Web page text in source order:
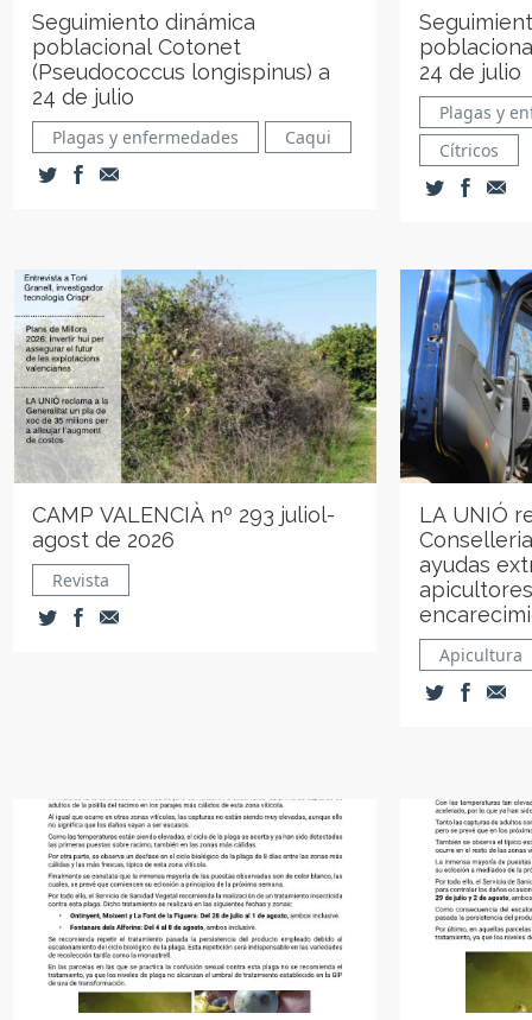
Seguimiento dinámica
poblacional Cotonet
(Pseudococcus longispinus) a
24 de julio
Plagas y enfermedades Caqui
24 de julio
Plagas y
Cítricos
CAMP VALENCIÀ nº 293 juliol-
agost de 2026
Revista
LA UNIÓ
ayudas
Apicultura